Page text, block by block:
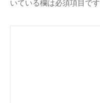
いている欄は必須項目です